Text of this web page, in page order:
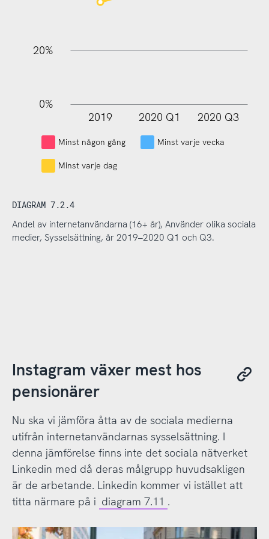
20%
0%
L
2019 2020 Q1 2020 Q3
Minst någon gång Minst varje vecka
Minst varje dag
DIAGRAM 7.2.4
Andel av internetanvändarna (16+ år), Använder olika sociala
medier, Sysselsättning, år 2019–2020 Q1 och Q3.
Instagram växer mest hos
pensionärer
Nu ska vi jämföra åtta av de sociala medierna
utifrån internetanvändarnas sysselsättning. I
denna jämförelse finns inte det sociala nätverket
Linkedin med då deras målgrupp huvudsakligen
är de arbetande. Linkedin kommer vi istället att
titta närmare på i diagram 7.11 .